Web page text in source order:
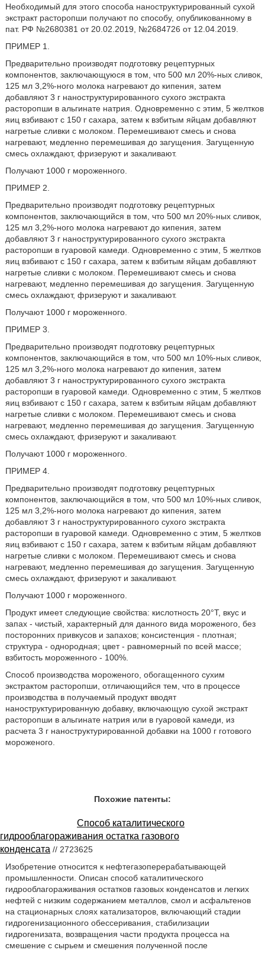
Необходимый для этого способа наноструктурированный сухой
экстракт расторопши получают по способу, опубликованному в
пат. РФ №2680381 от 20.02.2019, №2684726 от 12.04.2019.
ПРИМЕР 1.
Предварительно производят подготовку рецептурных
компонентов, заключающуюся в том, что 500 мл 20%-ных сливок,
125 мл 3,2%-ного молока нагревают до кипения, затем
добавляют 3 г наноструктурированного сухого экстракта
расторопши в альгинате натрия. Одновременно с этим, 5 желтков
яиц взбивают с 150 г сахара, затем к взбитым яйцам добавляют
нагретые сливки с молоком. Перемешивают смесь и снова
нагревают, медленно перемешивая до загущения. Загущенную
смесь охлаждают, фризеруют и закаливают.
Получают 1000 г мороженного.
ПРИМЕР 2.
Предварительно производят подготовку рецептурных
компонентов, заключающийся в том, что 500 мл 20%-ных сливок,
125 мл 3,2%-ного молока нагревают до кипения, затем
добавляют 3 г наноструктурированного сухого экстракта
расторопши в гуаровой камеди. Одновременно с этим, 5 желтков
яиц взбивают с 150 г сахара, затем к взбитым яйцам добавляют
нагретые сливки с молоком. Перемешивают смесь и снова
нагревают, медленно перемешивая до загущения. Загущенную
смесь охлаждают, фризеруют и закаливают.
Получают 1000 г мороженного.
ПРИМЕР 3.
Предварительно производят подготовку рецептурных
компонентов, заключающийся в том, что 500 мл 10%-ных сливок,
125 мл 3,2%-ного молока нагревают до кипения, затем
добавляют 3 г наноструктурированного сухого экстракта
расторопши в гуаровой камеди. Одновременно с этим, 5 желтков
яиц взбивают с 150 г сахара, затем к взбитым яйцам добавляют
нагретые сливки с молоком. Перемешивают смесь и снова
нагревают, медленно перемешивая до загущения. Загущенную
смесь охлаждают, фризеруют и закаливают.
Получают 1000 г мороженного.
ПРИМЕР 4.
Предварительно производят подготовку рецептурных
компонентов, заключающийся в том, что 500 мл 10%-ных сливок,
125 мл 3,2%-ного молока нагревают до кипения, затем
добавляют 3 г наноструктурированного сухого экстракта
расторопши в гуаровой камеди. Одновременно с этим, 5 желтков
яиц взбивают с 150 г сахара, затем к взбитым яйцам добавляют
нагретые сливки с молоком. Перемешивают смесь и снова
нагревают, медленно перемешивая до загущения. Загущенную
смесь охлаждают, фризеруют и закаливают.
Получают 1000 г мороженного.
Продукт имеет следующие свойства: кислотность 20°Т, вкус и
запах - чистый, характерный для данного вида мороженого, без
посторонних привкусов и запахов; консистенция - плотная;
структура - однородная; цвет - равномерный по всей массе;
взбитость мороженного - 100%.
Способ производства мороженого, обогащенного сухим
экстрактом расторопши, отличающийся тем, что в процессе
производства в получаемый продукт вводят
наноструктурированную добавку, включающую сухой экстракт
расторопши в альгинате натрия или в гуаровой камеди, из
расчета 3 г наноструктурированной добавки на 1000 г готового
мороженого.
Похожие патенты:
Способ каталитического
гидрооблагораживания остатка газового
конденсата // 2723625
Изобретение относится к нефтегазоперерабатывающей
промышленности. Описан способ каталитического
гидрооблагораживания остатков газовых конденсатов и легких
нефтей с низким содержанием металлов, смол и асфальтенов
на стационарных слоях катализаторов, включающий стадии
гидрогенизационного обессеривания, стабилизации
гидрогенизата, возвращения части продукта процесса на
смешение с сырьем и смешения полученной после